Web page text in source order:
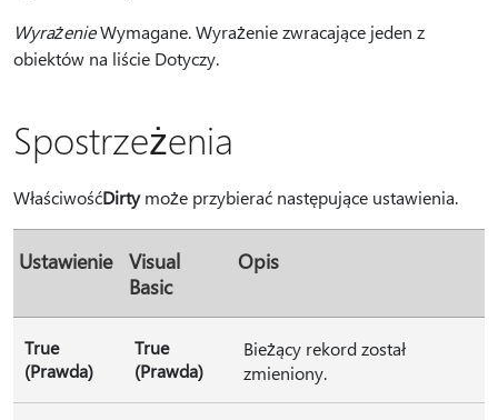
WyrażenieWymagane. Wyrażenie zwracające jeden z
obiektów na liście Dotyczy.
Spostrzeżenia
WłaściwośćDirtymoże przybierać następujące ustawienia.
Ustawienie
Visual
Basic
Opis
True
(Prawda)
True
(Prawda)
Bieżący rekord został
zmieniony.